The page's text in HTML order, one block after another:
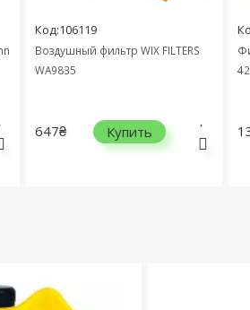
Код:106119
Воздушный фильтр WIX FILTERS
WA9835
647₴ Купить